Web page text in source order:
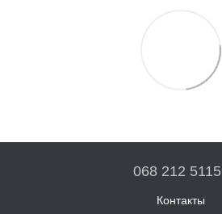
068 212 5115
Контакты